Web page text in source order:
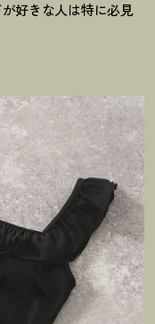
好きな人は特に必見